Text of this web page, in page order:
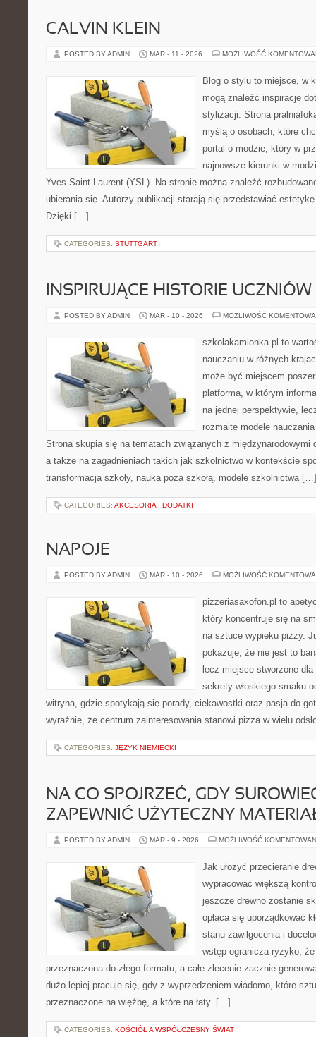
CALVIN KLEIN
POSTED BY ADMIN MAR - 11 - 2026 MOŻLIWOŚĆ
Blog o stylu to miejsce, w
mogą znaleźć inspiracje
stylizacji. Strona
myślą o osobach, które
portal o modzie, który w
najnowsze kierunki w
Yves Saint Laurent (YSL). Na stronie można znaleźć
ubierania się. Autorzy publikacji starają się przedstawiać
Dzięki […]
CATEGORIES: STUTTGART
INSPIRUJĄCE HISTORIE
POSTED BY ADMIN MAR - 10 - 2026 MOŻLIWOŚĆ
szkolakamionka.pl to
nauczaniu w różnych
może być miejscem
platforma, w którym
na jednej perspektywie,
rozmaite modele
Strona skupia się na tematach związanych z międzynarodowymi
a także na zagadnieniach takich jak szkolnictwo w kontekście
transformacja szkoły, nauka poza szkołą, modele szkolnictwa […]
CATEGORIES: AKCESORIA I DODATKI
NAPOJE
POSTED BY ADMIN MAR - 10 - 2026 MOŻLIWOŚĆ
pizzeriasaxofon.pl to
który koncentruje się na
na sztuce wypieku pizzy.
pokazuje, że nie jest to
lecz miejsce stworzone
sekrety włoskiego smaku
witryna, gdzie spotykają się porady, ciekawostki oraz pasja do
wyraźnie, że centrum zainteresowania stanowi pizza w wielu
CATEGORIES: JĘZYK NIEMIECKI
NA CO SPOJRZEĆ, GDY
ZAPEWNIĆ UŻYTECZNY
POSTED BY ADMIN MAR - 9 - 2026 MOŻLIWOŚĆ
Jak ułożyć przecieranie
wypracować większą
jeszcze drewno zostanie
opłaca się uporządkować
stanu zawilgocenia i
wstęp ogranicza ryzyko,
przeznaczona do złego formatu, a całe zlecenie zacznie
dużo lepiej pracuje się, gdy z wyprzedzeniem wiadomo, które
przeznaczone na więźbę, a które na łaty. […]
CATEGORIES: KOŚCIÓŁ A WSPÓŁCZESNY ŚWIAT